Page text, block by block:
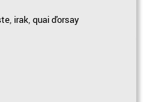
, irak,quai d'orsay